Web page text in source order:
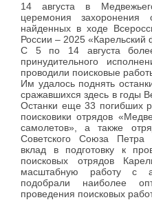
14 августа в
церемония захоронения
найденных в ходе
России – 2025 «Карельский
С 5 по 14 августа
принудительного
проводили поисковые
Им удалось поднять
сражавшихся здесь в годы
Останки еще 33 погибших
поисковики отрядов
самолетов», а также
Советского Союза Петра
вклад в подготовку к
поисковых отрядов
масштабную работу с
подобрали наиболее
проведения поисковых